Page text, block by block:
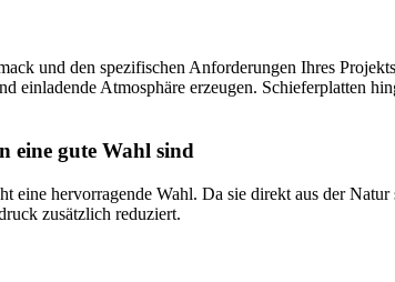
und den spezifischen Anforderungen Ihres
einladende Atmosphäre erzeugen. Schieferplatten
eine gute Wahl sind
hervorragende Wahl. Da sie direkt aus der
zusätzlich reduziert.